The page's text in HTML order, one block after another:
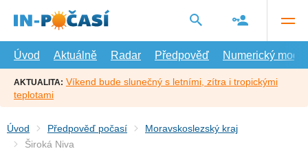
hlavní
Úvod
Aktuálně Radar Předpověď Numerický model
AKTUALITA: Víkend bude slunečný s letními, zítra i tropickými
teplotami
Úvod Předpověď počasí
Moravskoslezský kraj
Široká Niva